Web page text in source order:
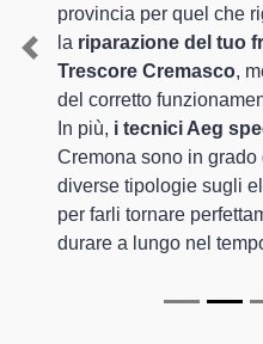
provincia per quel che
la riparazione del tuo
Trescore Cremasco,
del corretto
In più, i tecnici Aeg
Cremona sono in
diverse tipologie sugli
per farli tornare
durare a lungo nel
Previous